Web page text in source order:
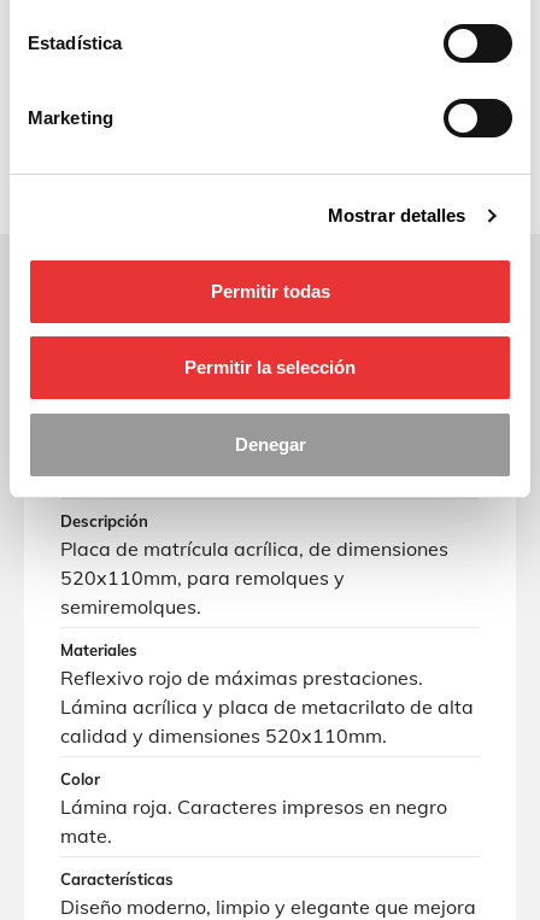
Estadística
Marketing
Mostrar detalles
Permitir todas
Permitir la selección
Denegar
Ficha técnica
037212/038813
Descripción
Placa de matrícula acrílica, de dimensiones
520x110mm, para remolques y
semiremolques.
Materiales
Reflexivo rojo de máximas prestaciones.
Lámina acrílica y placa de metacrilato de alta
calidad y dimensiones 520x110mm.
Color
Lámina roja. Caracteres impresos en negro
mate.
Características
Diseño moderno, limpio y elegante que mejora